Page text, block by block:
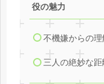
役の魅力
不機嫌からの
三人の絶妙な